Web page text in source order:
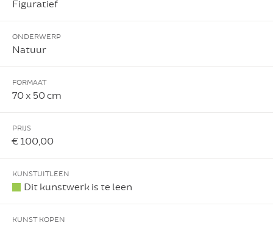
Figuratief
ONDERWERP
Natuur
FORMAAT
70 x 50 cm
PRIJS
€ 100,00
KUNSTUITLEEN
Dit kunstwerk is te leen
KUNST KOPEN